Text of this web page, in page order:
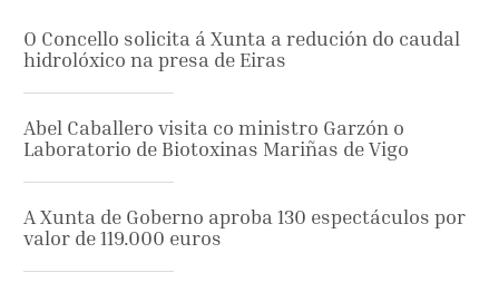
O Concello solicita á Xunta a redución do caudal
hidrolóxico na presa de Eiras
Abel Caballero visita co ministro Garzón o
Laboratorio de Biotoxinas Mariñas de Vigo
A Xunta de Goberno aproba 130 espectáculos por
valor de 119.000 euros